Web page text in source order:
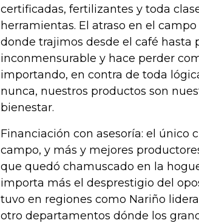
certificadas, fertilizantes y toda
herramientas. El atraso en el
donde trajimos desde el café hasta
inconmensurable y hace perder
importando, en contra de toda
nunca, nuestros productos son
bienestar.
Financiación con asesoría: el único
campo, y más y mejores
que quedó chamuscado en la
importa más el desprestigio del
tuvo en regiones como Nariño
otro departamentos dónde los